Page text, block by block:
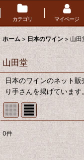
カテゴリ マイページ
ホーム > 日本のワイン > 山田
山田堂
日本のワインのネット
り手さんを掲げています
表示数 :
0件